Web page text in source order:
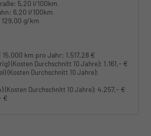
5,20 l/100km
6,20 l/100km
129,00 g/km
km pro Jahr: 1.517,28 €
(Kosten Durchschnitt 10 Jahre): 1.161,- €
(Kosten Durchschnitt 10 Jahre):
(Kosten Durchschnitt 10 Jahre): 4.257,- €
€